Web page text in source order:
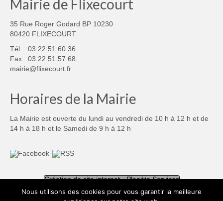
Mairie de Flixecourt
35 Rue Roger Godard BP 10230
80420 FLIXECOURT
Tél. : 03.22.51.60.36.
Fax : 03.22.51.57.68.
mairie@flixecourt.fr
Horaires de la Mairie
La Mairie est ouverte du lundi au vendredi de 10 h à 12 h et de
14 h à 18 h et le Samedi de 9 h à 12 h
Création de site internet - Planète Services
Nous utilisons des cookies pour vous garantir la meilleure